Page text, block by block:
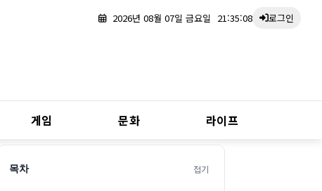
2026년 08월 07일 금요일 21:35:09 로그인
게임 문화 라이프
목차 접기